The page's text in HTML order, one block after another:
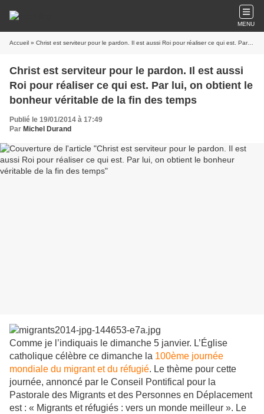
MENU
Accueil » Christ est serviteur pour le pardon. Il est aussi Roi pour réaliser ce qui est. Par lui, on obtient le bonheur véritable de la fin des temps
Christ est serviteur pour le pardon. Il est aussi
Roi pour réaliser ce qui est. Par lui, on obtient le
bonheur véritable de la fin des temps
Publié le 19/01/2014 à 17:49
Par Michel Durand
Comme je l’indiquais le dimanche 5 janvier. L’Église
catholique célèbre ce dimanche la 100ème journée
mondiale du migrant et du réfugié. Le thème pour cette
journée, annoncé par le Conseil Pontifical pour la
Pastorale des Migrants et des Personnes en Déplacement
est : « Migrants et réfugiés : vers un monde meilleur ». Le